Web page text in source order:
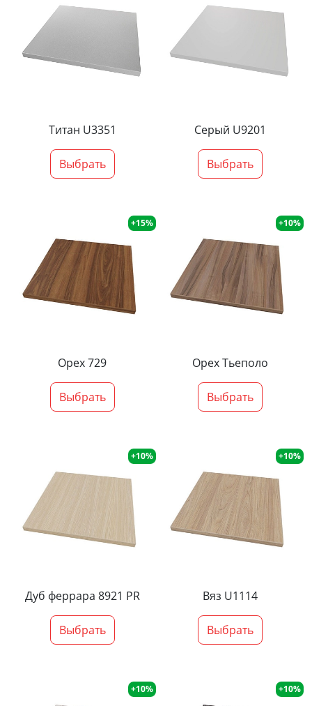
Титан U3351
Выбрать
Серый U9201
Выбрать
+15%
Орех 729
Выбрать
+10%
Орех Тьеполо
Выбрать
+10%
Дуб феррара 8921 PR
Выбрать
+10%
Вяз U1114
Выбрать
+10% +10%